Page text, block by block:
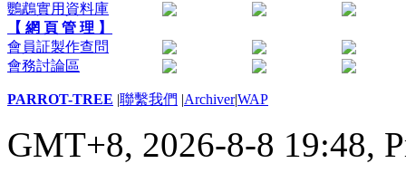
鸚鵡實用資料庫
【 網 頁 管 理 】
會員証製作查問
會務討論區
PARROT-TREE |聯繫我們 |Archiver|WAP
GMT+8, 2026-8-8 19:48,